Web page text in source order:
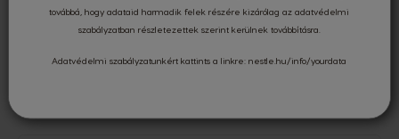
továbbá, hogy adataid harmadik felek részére kizárólag azadatvédelmi
szabályzatban részletezettek szerint kerülnek továbbításra.
Adatvédelmi szabályzatunkért kattints a linkre:nestle.hu/info/yourdata